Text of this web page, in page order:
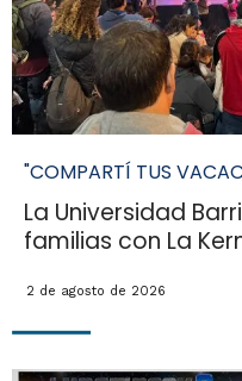
"COMPARTÍ TUS
La Universidad
familias con La
2 de agosto de 2026